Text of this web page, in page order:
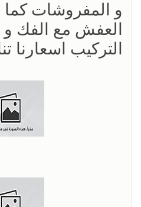
و المفروشات
العفش مع الفك و
التركيب اسعارنا